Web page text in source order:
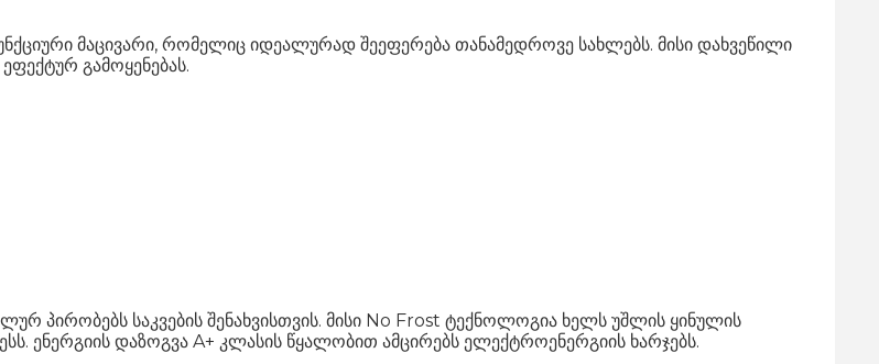
მაცივარი, რომელიც იდეალურად შეეფერება თანამედროვე სახლებს. მისი დახვეწილი
გამოყენებას.
პირობებს საკვების შენახვისთვის. მისი No Frost ტექნოლოგია ხელს უშლის ყინულის
ენერგიის დაზოგვა A+ კლასის წყალობით ამცირებს ელექტროენერგიის ხარჯებს.